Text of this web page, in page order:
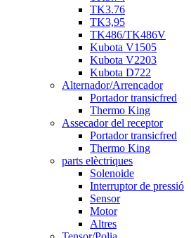
TK3.76
TK3,95
TK486/TK486V
Kubota V1505
Kubota V2203
Kubota D722
Alternador/Arrencador
Portador transicfred
Thermo King
Assecador del receptor
Portador transicfred
Thermo King
parts elèctriques
Solenoide
Interruptor de pressió
Sensor
Motor
Altres